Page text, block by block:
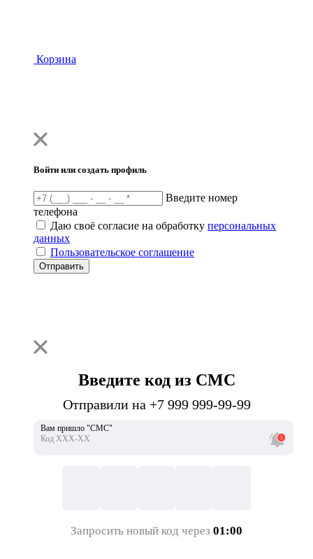
Корзина
Войти или создать профиль
Введите номер
телефона
Даю своё согласие на обработку персональных
данных
Пользовательское соглашение
Отправить
Введите код из СМС
Отправили на +7 999 999-99-99
Вам пришло "СМС"
Код ХХХ-ХХ
Запросить новый код через 01:00